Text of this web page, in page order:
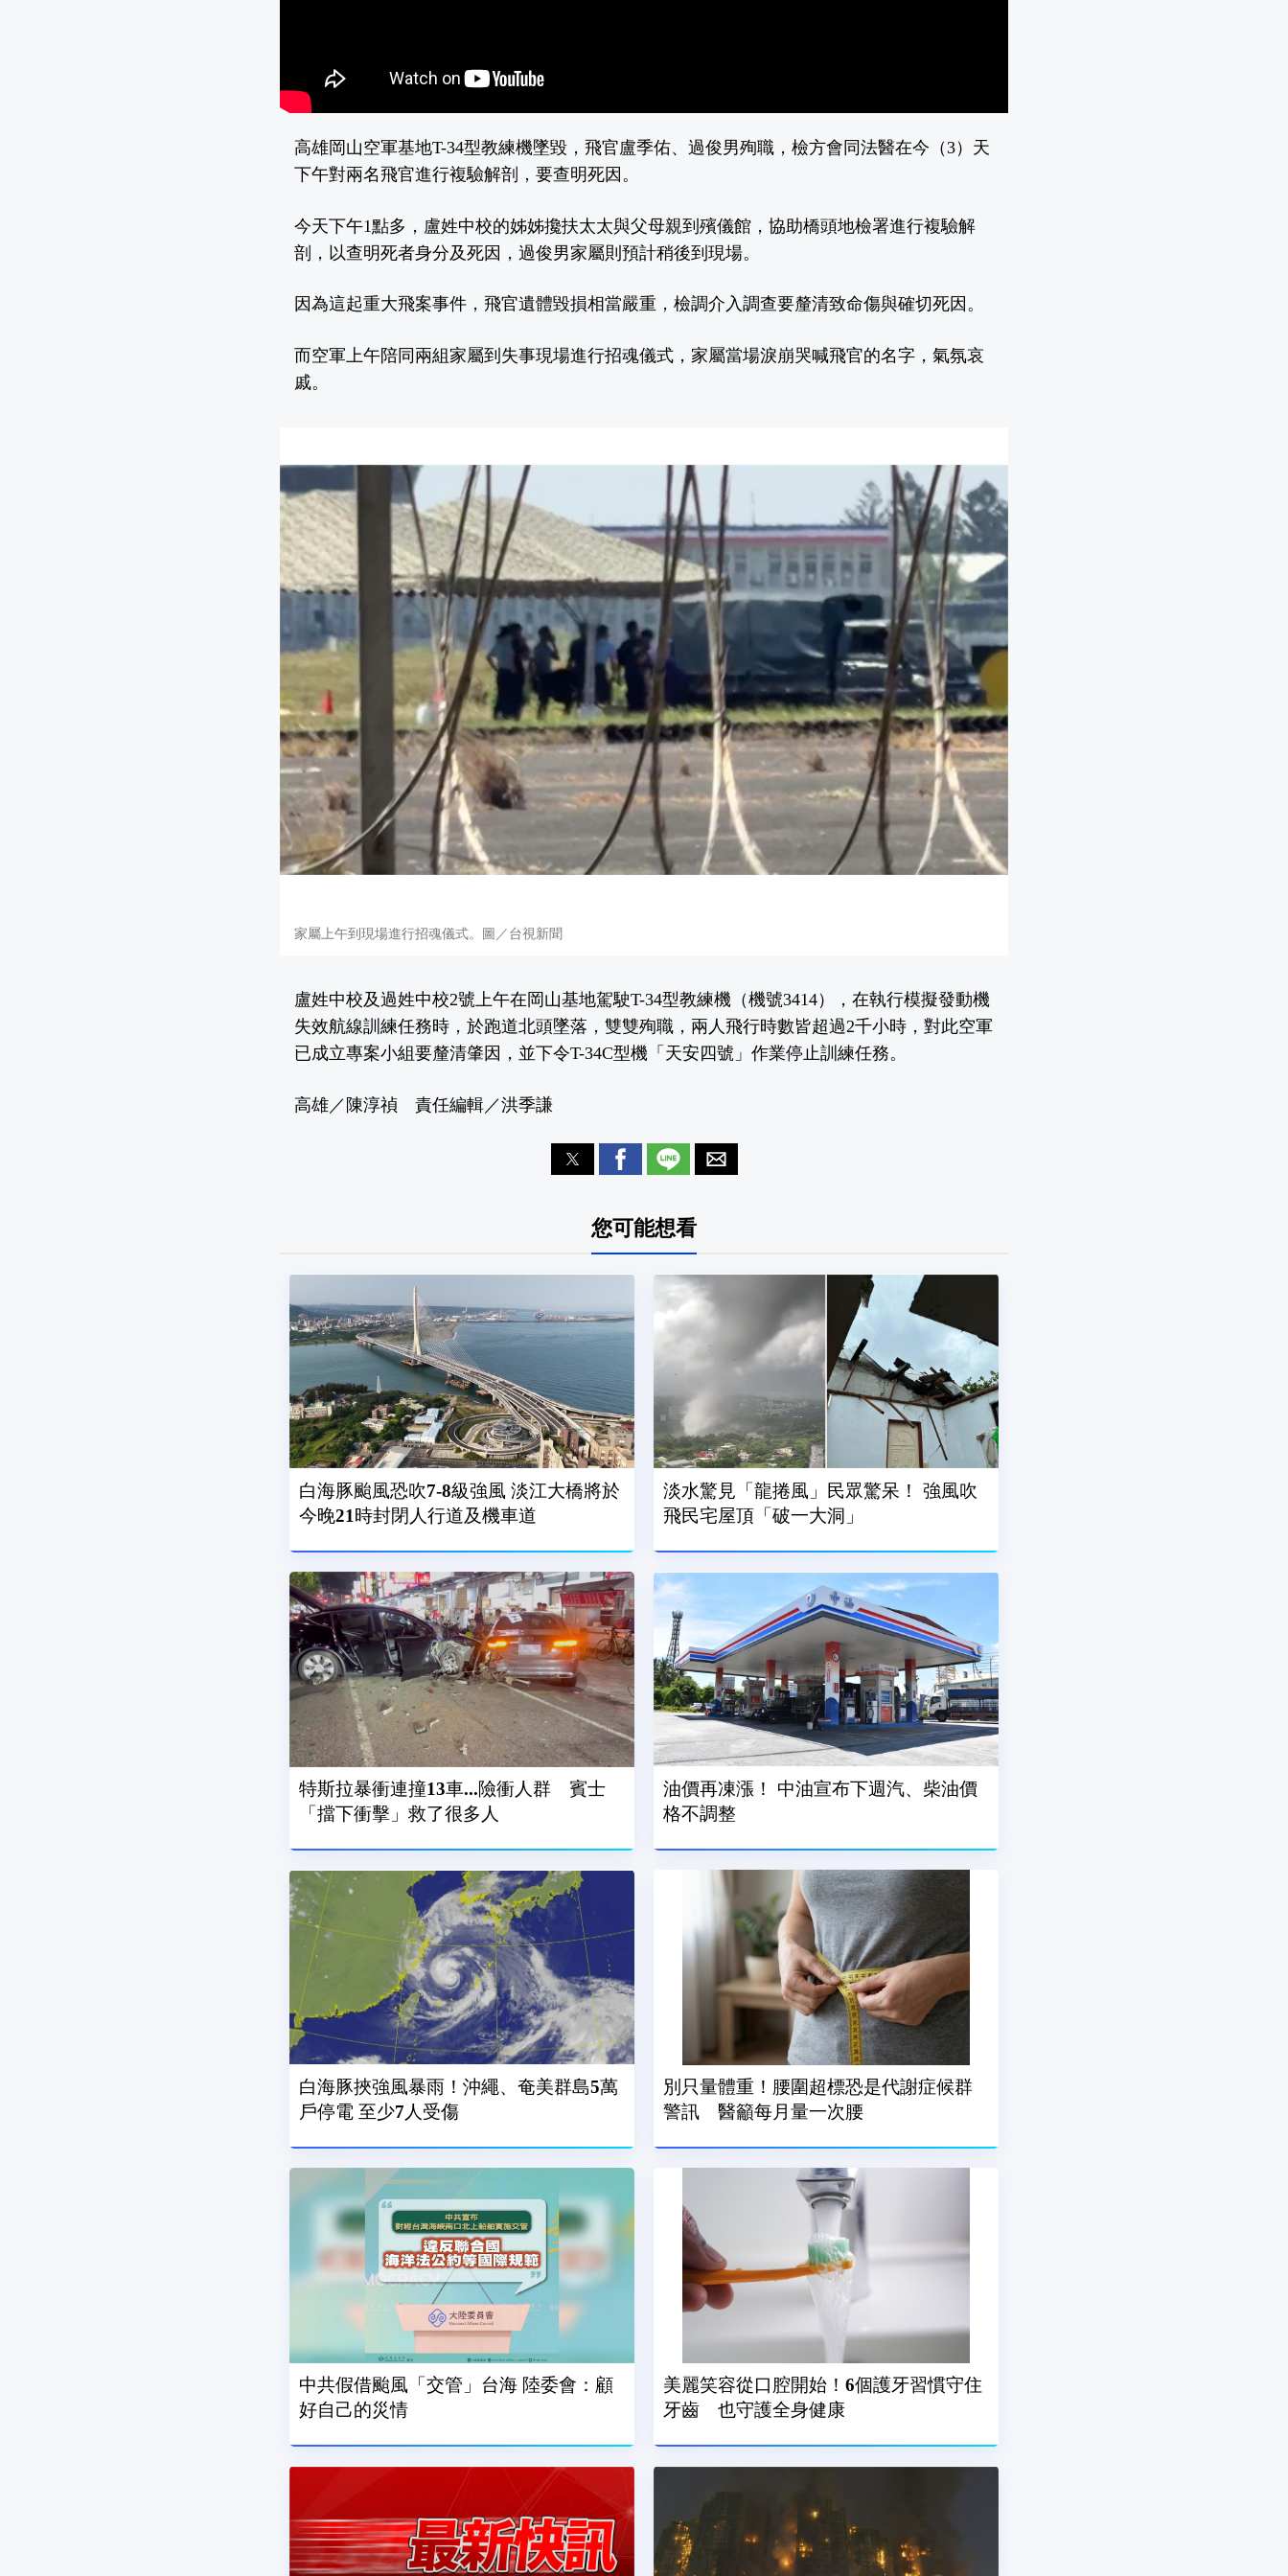
高雄岡山空軍基地T-34型教練機墜毀，飛官盧季佑、過俊男殉職，檢方會同法醫在今（3）天
下午對兩名飛官進行複驗解剖，要查明死因。
今天下午1點多，盧姓中校的姊姊攙扶太太與父母親到殯儀館，協助橋頭地檢署進行複驗解
剖，以查明死者身分及死因，過俊男家屬則預計稍後到現場。
因為這起重大飛案事件，飛官遺體毀損相當嚴重，檢調介入調查要釐清致命傷與確切死因。
而空軍上午陪同兩組家屬到失事現場進行招魂儀式，家屬當場淚崩哭喊飛官的名字，氣氛哀
戚。
家屬上午到現場進行招魂儀式。圖／台視新聞
盧姓中校及過姓中校2號上午在岡山基地駕駛T-34型教練機（機號3414），在執行模擬發動機
失效航線訓練任務時，於跑道北頭墜落，雙雙殉職，兩人飛行時數皆超過2千小時，對此空軍
已成立專案小組要釐清肇因，並下令T-34C型機「天安四號」作業停止訓練任務。
高雄／陳淳禎 責任編輯／洪季謙
您可能想看
白海豚颱風恐吹7-8級強風 淡江大橋將於
今晚21時封閉人行道及機車道
淡水驚見「龍捲風」民眾驚呆！ 強風吹
飛民宅屋頂「破一大洞」
特斯拉暴衝連撞13車...險衝人群 賓士
「擋下衝擊」救了很多人
油價再凍漲！ 中油宣布下週汽、柴油價
格不調整
白海豚挾強風暴雨！沖繩、奄美群島5萬
戶停電 至少7人受傷
別只量體重！腰圍超標恐是代謝症候群
警訊 醫籲每月量一次腰
中共假借颱風「交管」台海 陸委會：顧
好自己的災情
美麗笑容從口腔開始！6個護牙習慣守住
牙齒 也守護全身健康